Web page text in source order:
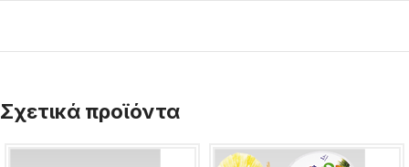
Σχετικά προϊόντα